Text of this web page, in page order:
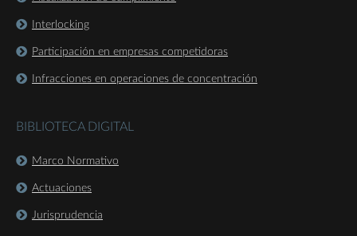
Interlocking
Participación en empresas competidoras
Infracciones en operaciones de concentración
BIBLIOTECA DIGITAL
Marco Normativo
Actuaciones
Jurisprudencia